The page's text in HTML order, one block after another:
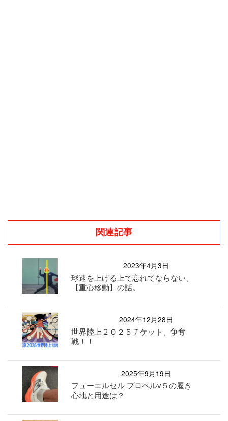
関連記事
2023年4月3日
球速を上げる上で忘れてならない、
【重心移動】の話。
2024年12月28日
世界陸上２０２５チケット、争奪
戦！！
2025年9月19日
フューエルセル プロペルv５の履き
心地と用途は？